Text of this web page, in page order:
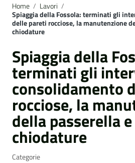
Home / Lavori /
Spiaggia della Fossola: terminati gli
delle pareti rocciose, la manutenzione
chiodature
Spiaggia della
terminati gli
consolidamento
rocciose, la
della passerella
chiodature
Categorie